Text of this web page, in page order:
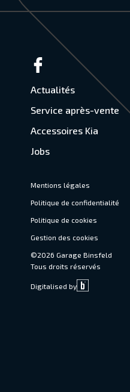
Actualités
Service après-vente
Accessoires Kia
Jobs
Mentions légales
Politique de confidentialité
Politique de cookies
Gestion des cookies
©2026 Garage Binsfeld
Tous droits réservés
Digitalised by